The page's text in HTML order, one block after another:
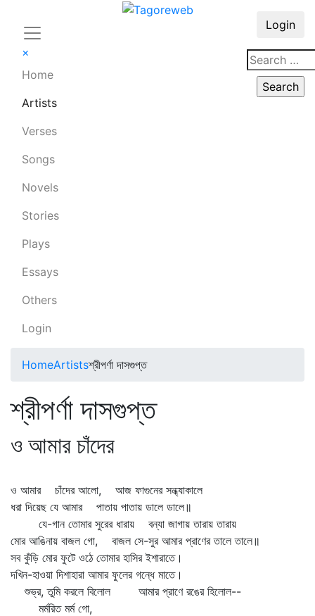
×
Home
Artists
Verses
Songs
Novels
Stories
Plays
Essays
Others
Login
Login
HomeArtistsশ্রীপর্ণা দাসগুপ্ত
শ্রীপর্ণা দাসগুপ্ত
ও আমার চাঁদের
ও আমার চাঁদের আলো, আজ ফাগুনের সন্ধ্যাকালে
ধরা দিয়েছ যে আমার পাতায় পাতায় ডালে ডালে॥
যে-গান তোমার সুরের ধারায় বন্যা জাগায় তারায় তারায়
মোর আঙিনায় বাজল গো, বাজল সে-সুর আমার প্রাণের তালে তালে॥
সব কুঁড়ি মোর ফুটে ওঠে তোমার হাসির ইশারাতে।
দখিন-হাওয়া দিশাহারা আমার ফুলের গন্ধে মাতে।
শুভ্র, তুমি করলে বিলোল আমার প্রাণে রঙের হিলোল--
মর্মরিত মর্ম গো,